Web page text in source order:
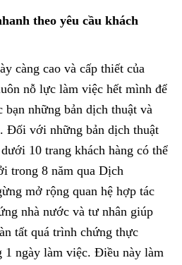
theo yêu cầu khách
càng cao và cấp thiết của
nỗ lực làm việc hết mình để
bạn những bản dịch thuật và
Đối với những bản dịch thuật
10 trang khách hàng có thể
trong 8 năm qua Dịch
mở rộng quan hệ hợp tác
nhà nước và tư nhân giúp
tất quá trình chứng thực
1 ngày làm việc. Điều này làm